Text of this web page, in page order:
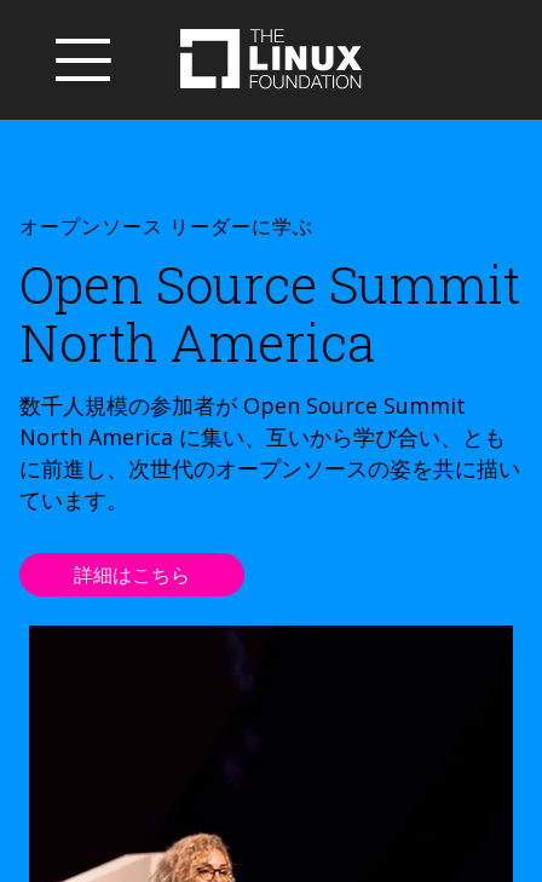
オープンソース リーダーに学ぶ
Open Source Summit
North America
数千人規模の参加者が Open Source Summit
North America に集い、互いから学び合い、とも
に前進し、次世代のオープンソースの姿を共に描い
ています。
詳細はこちら